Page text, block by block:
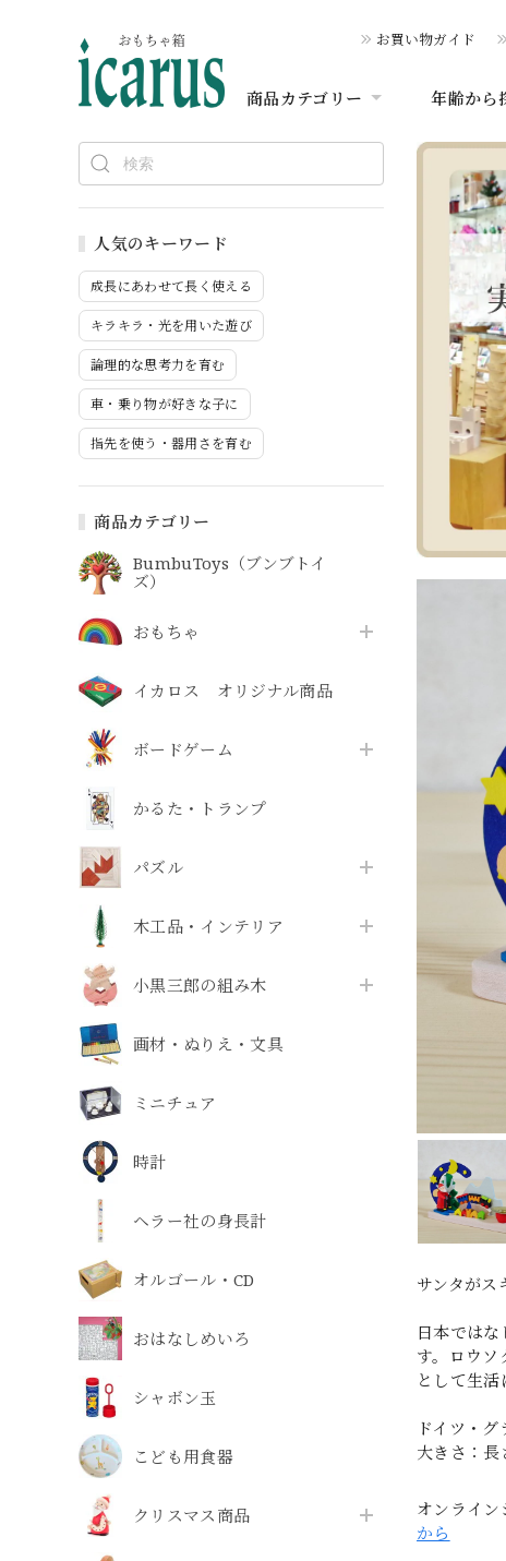
お買い物ガイド
商品カテゴリー 年齢から
人気のキーワード
成長にあわせて長く使える
キラキラ・光を用いた遊び
論理的な思考力を育む
車・乗り物が好きな子に
指先を使う・器用さを育む
商品カテゴリー
BumbuToys（ブンブトイ
ズ）
おもちゃ
イカロス オリジナル商品
ボードゲーム
かるた・トランプ
パズル
木工品・インテリア
小黒三郎の組み木
画材・ぬりえ・文具
ミニチュア
時計
ヘラー社の身長計
オルゴール・CD
おはなしめいろ
シャボン玉
こども用食器
クリスマス商品
サンタがス
日本では
す。ロウ
として生活
ドイツ・
大きさ：長
オンライン
から